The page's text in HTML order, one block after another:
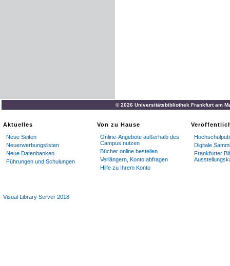
© 2026 Universitätsbibliothek Frankfurt am
Aktuelles
Neue Seiten
Neuerwerbungslisten
Neue Datenbanken
Führungen und Schulungen
Von zu Hause
Online-Angebote außerhalb des
Campus nutzen
Bücher online bestellen
Verlängern, Konto abfragen
Hilfe zu Ihrem Konto
Digitale
Frankfurter
Visual Library Server 2018